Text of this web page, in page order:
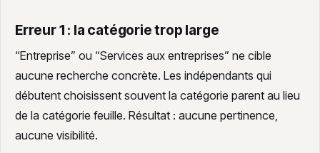
Erreur 1 : la catégorie trop large
“Entreprise” ou “Services aux entreprises” ne cible
aucune recherche concrète. Les indépendants qui
débutent choisissent souvent la catégorie parent au lieu
de la catégorie feuille. Résultat : aucune pertinence,
aucune visibilité.